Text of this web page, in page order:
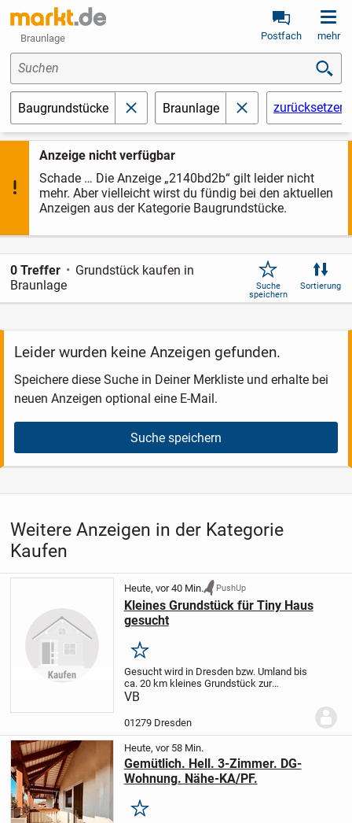
Braunlage Postfach mehr
Anzeige nicht verfügbar
Schade … Die Anzeige „2140bd2b“ gilt leider nicht
mehr. Aber vielleicht wirst du fündig bei den aktuellen
Anzeigen aus der Kategorie Baugrundstücke.
Suchen
Baugrundstücke schließenBraunlage schließenzurücksetzen
0 Treffer
Grundstück kaufen in
Braunlage
Suche
speichern
Sortierung
Leider wurden keine Anzeigen gefunden.
Speichere diese Suche in Deiner Merkliste und erhalte bei
neuen Anzeigen optional eine E-Mail.
Suche speichern
Weitere Anzeigen in der Kategorie
Kaufen
Heute, vor 40 Min. PushUp
Kleines Grundstück für Tiny Haus
gesucht
Merken
Gesucht wird in Dresden bzw. Umland bis
ca. 20 km kleines Grundstück zur
Pacht/Miete/Kauf für Stellung eines Tiny
VB
01279 Dresden
Heute, vor 58 Min.
Gemütlich. Hell. 3-Zimmer. DG-
Wohnung. Nähe-KA/PF.
Merken